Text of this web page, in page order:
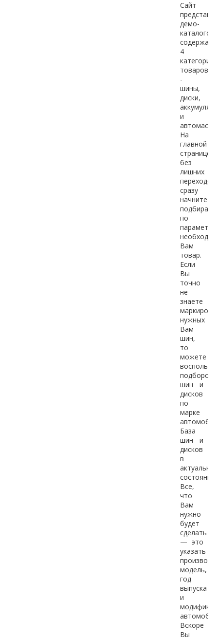
Сайт
демо-
каталогом,
4
категории
товаров
-
шины,
диски,
и
автомасла.
На
главной
странице
без
лишних
переходов
сразу
начните
подбирать
по
Вам
товар.
Если
Вы
точно
не
знаете
нужных
Вам
шин,
то
можете
подбором
шин и
дисков
по
марке
База
шин и
дисков
в
состоянии.
Все,
что
Вам
нужно
будет
сделать
— это
указать
модель,
год
выпуска
и
Вскоре
Вы